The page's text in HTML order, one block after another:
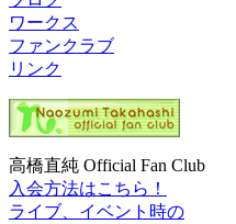
ワークス
ファンクラブ
リンク
高橋直純 Official Fan Club
入会方法はこちら！
ライブ、イベント時の